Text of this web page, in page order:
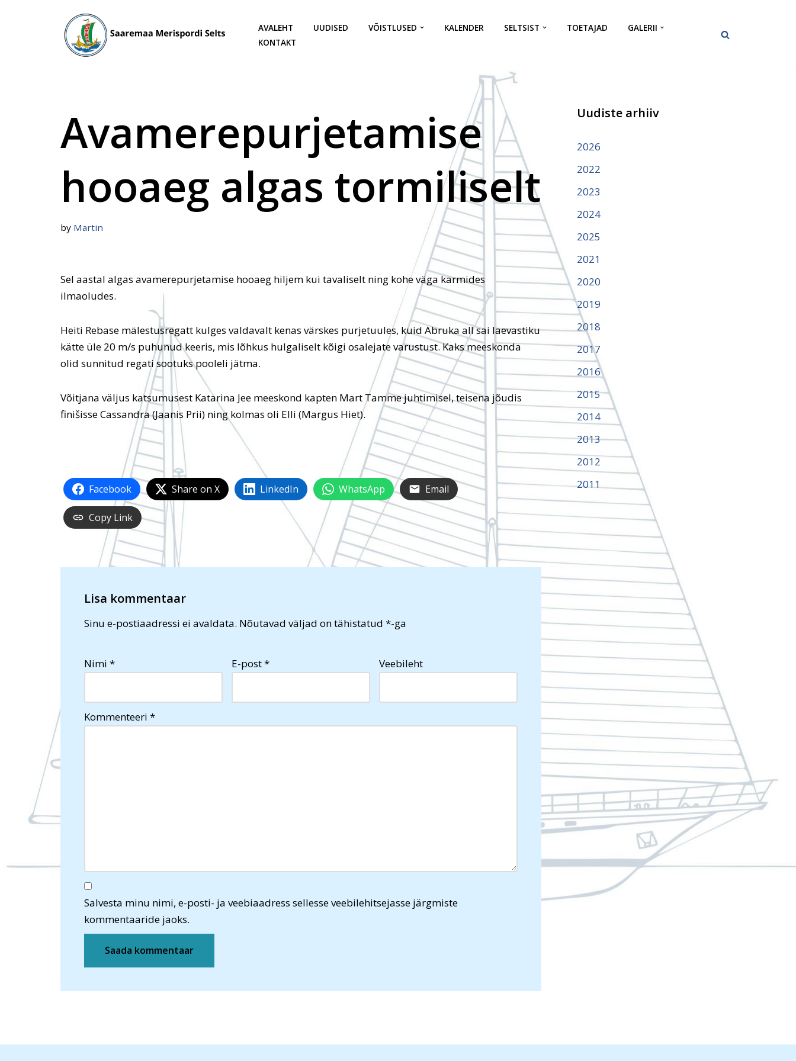
AVALEHT UUDISED VÕISTLUSED KALENDER SELTSIST TOETAJAD
GALERII
KONTAKT
Avamerepurjetamise
hooaeg algas tormiliselt
by Martin
Sel aastal algas avamerepurjetamise hooaeg hiljem kui tavaliselt ning kohe väga karmides
ilmaoludes.
Heiti Rebase mälestusregatt kulges valdavalt kenas värskes purjetuules, kuid Abruka all sai laevastiku
kätte üle 20 m/s puhunud keeris, mis lõhkus hulgaliselt kõigi osalejate varustust. Kaks meeskonda
olid sunnitud regati sootuks pooleli jätma.
Võitjana väljus katsumusest Katarina Jee meeskond kapten Mart Tamme juhtimisel, teisena jõudis
finišisse Cassandra (Jaanis Prii) ning kolmas oli Elli (Margus Hiet).
Facebook Share on X LinkedIn WhatsApp Email
Copy Link
Lisa kommentaar
Sinu e-postiaadressi ei avaldata. Nõutavad väljad on tähistatud *-ga
Nimi * E-post* Veebileht
Kommenteeri *
Salvesta minu nimi, e-posti- ja veebiaadress sellesse veebilehitsejasse järgmiste
kommentaaride jaoks.
Uudiste arhiiv
2026
2022
2023
2024
2025
2021
2020
2019
2018
2017
2016
2015
2014
2013
2012
2011